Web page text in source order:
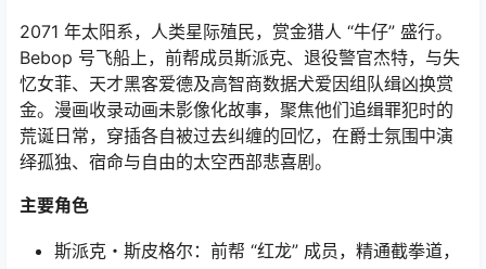
2071 年太阳系，人类星际殖民，赏金猎人 “牛仔” 盛行。
Bebop 号飞船上，前帮成员斯派克、退役警官杰特，与失
忆女菲、天才黑客爱德及高智商数据犬爱因组队缉凶换赏
金。漫画收录动画未影像化故事，聚焦他们追缉罪犯时的
荒诞日常，穿插各自被过去纠缠的回忆，在爵士氛围中演
绎孤独、宿命与自由的太空西部悲喜剧。
主要角色
斯派克・斯皮格尔：前帮 “红龙” 成员，精通截拳道，